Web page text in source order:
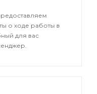
о ходе работы в
для вас